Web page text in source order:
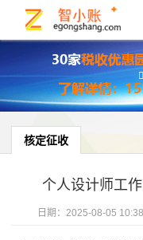
核定征收
个人设计师工
日期： 2025-08-05